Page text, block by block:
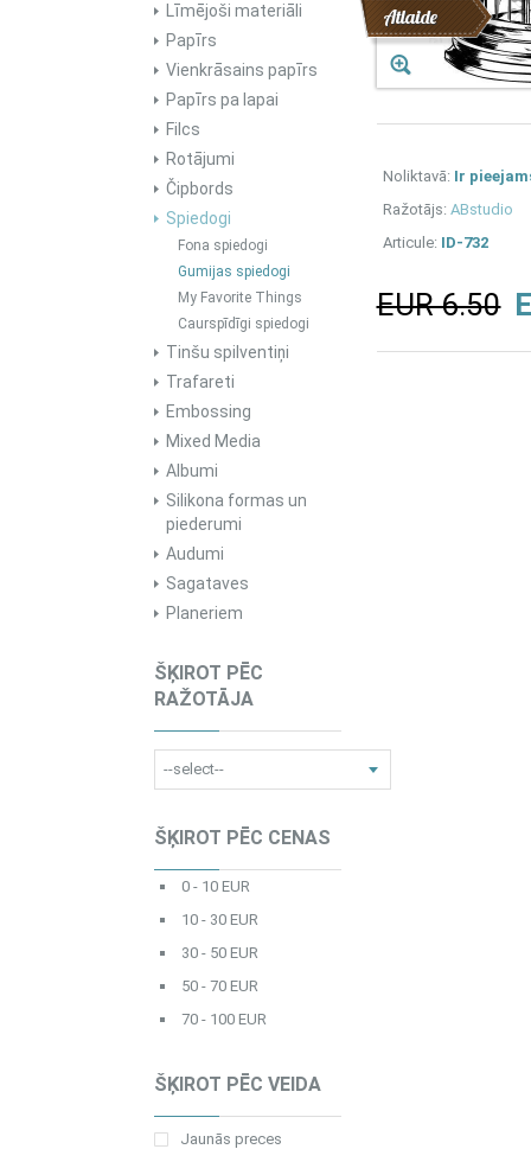
Līmējoši materiāli
Papīrs
Vienkrāsains papīrs
Papīrs pa lapai
Filcs
Rotājumi
Čipbords
Spiedogi
Fona spiedogi
Gumijas spiedogi
My Favorite Things
Caurspīdīgi spiedogi
Tinšu spilventiņi
Trafareti
Embossing
Mixed Media
Albumi
Silikona formas un
piederumi
Audumi
Sagataves
Planeriem
ŠĶIROT PĒC
RAŽOTĀJA
ŠĶIROT PĒC CENAS
0 - 10 EUR
10 - 30 EUR
30 - 50 EUR
50 - 70 EUR
70 - 100 EUR
ŠĶIROT PĒC VEIDA
Jaunās preces
Atlaide
Noliktavā: Ir
Ražotājs: ABstudio
Articule: ID-732
EUR 6.50